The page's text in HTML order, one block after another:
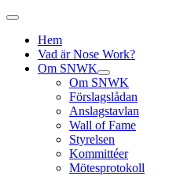
Hem
Vad är Nose Work?
Om SNWK
Om SNWK
Förslagslådan
Anslagstavlan
Wall of Fame
Styrelsen
Kommittéer
Mötesprotokoll